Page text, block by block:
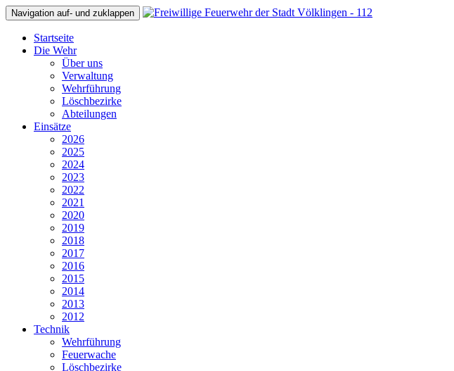
Navigation auf- und zuklappen
Startseite
Die Wehr
Über uns
Verwaltung
Wehrführung
Löschbezirke
Abteilungen
Einsätze
2026
2025
2024
2023
2022
2021
2020
2019
2018
2017
2016
2015
2014
2013
2012
Technik
Wehrführung
Feuerwache
Löschbezirke